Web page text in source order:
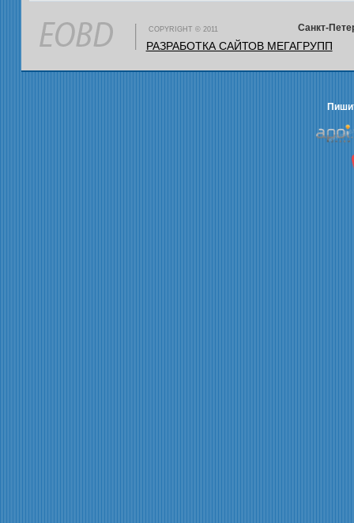
РАЗРАБОТКА САЙТОВ МЕГАГРУПП
COPYRIGHT © 2011 Санкт-